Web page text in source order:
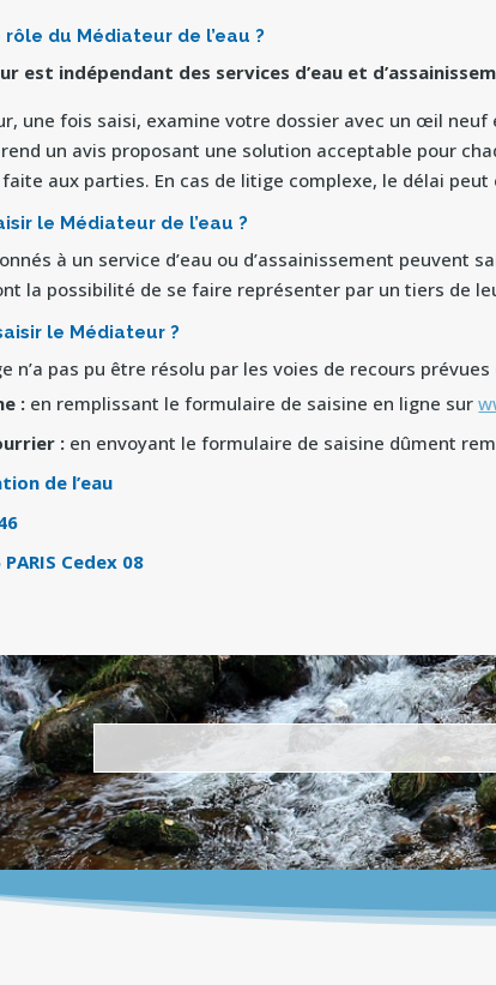
du Médiateur de l’eau ?
est indépendant des services d’eau et
une fois saisi, examine votre dossier avec un œil
rend un avis proposant une solution acceptable pour
aux parties. En cas de litige complexe, le délai peut
le Médiateur de l’eau ?
à un service d’eau ou d’assainissement
la possibilité de se faire représenter par un tiers de
le Médiateur ?
n’a pas pu être résolu par les voies de recours
: en remplissant le formulaire de saisine en ligne sur
: en envoyant le formulaire de saisine dûment
de l’eau
Cedex 08